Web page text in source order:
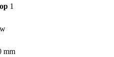
1
mm